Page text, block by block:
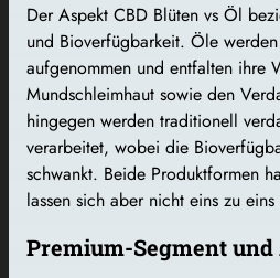
Der Aspekt CBD Blüten vs Öl
und Bioverfügbarkeit. Öle
aufgenommen und entfalten ihre
Mundschleimhaut sowie den
hingegen werden traditionell
verarbeitet, wobei die
schwankt. Beide Produktformen
lassen sich aber nicht eins zu
Premium-Segment